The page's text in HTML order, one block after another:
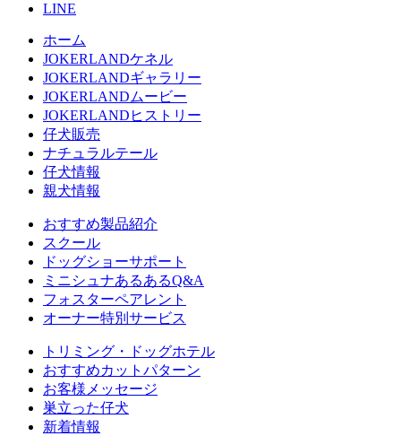
LINE
ホーム
JOKERLANDケネル
JOKERLANDギャラリー
JOKERLANDムービー
JOKERLANDヒストリー
仔犬販売
ナチュラルテール
仔犬情報
親犬情報
おすすめ製品紹介
スクール
ドッグショーサポート
ミニシュナあるあるQ&A
フォスターペアレント
オーナー特別サービス
トリミング・ドッグホテル
おすすめカットパターン
お客様メッセージ
巣立った仔犬
新着情報